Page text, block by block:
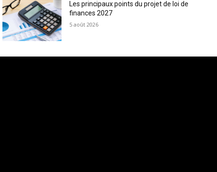
Les principaux points du projet de loi de
finances 2027
5 août 2026